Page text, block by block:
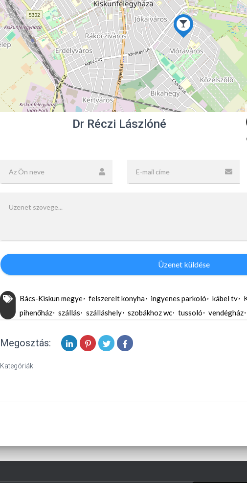
Dr Réczi Lászlóné
Üzenet küldése
Bács-Kiskun megye felszerelt konyha ingyenes parkoló kábel tv
pihenőház
szállás szálláshely szobákhoz wc tussoló vendégház
Megosztás:
Kategóriák: